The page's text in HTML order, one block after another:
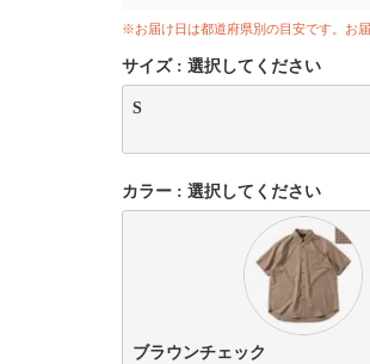
※お届け日は都道府県別の目安です。お
サイズ 選択してください
S
カラー 選択してください
ブラウンチェック